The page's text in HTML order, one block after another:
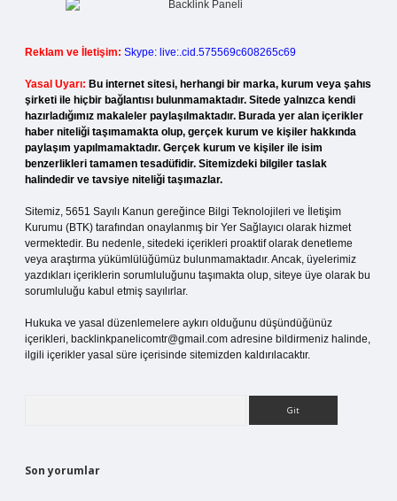
Reklam ve İletişim: Skype: live:.cid.575569c608265c69
Yasal Uyarı: Bu internet sitesi, herhangi bir marka, kurum veya şahıs
şirketi ile hiçbir bağlantısı bulunmamaktadır. Sitede yalnızca kendi
hazırladığımız makaleler paylaşılmaktadır. Burada yer alan içerikler
haber niteliği taşımamakta olup, gerçek kurum ve kişiler hakkında
paylaşım yapılmamaktadır. Gerçek kurum ve kişiler ile isim
benzerlikleri tamamen tesadüfidir. Sitemizdeki bilgiler taslak
halindedir ve tavsiye niteliği taşımazlar.
Sitemiz, 5651 Sayılı Kanun gereğince Bilgi Teknolojileri ve İletişim
Kurumu (BTK) tarafından onaylanmış bir Yer Sağlayıcı olarak hizmet
vermektedir. Bu nedenle, sitedeki içerikleri proaktif olarak denetleme
veya araştırma yükümlülüğümüz bulunmamaktadır. Ancak, üyelerimiz
yazdıkları içeriklerin sorumluluğunu taşımakta olup, siteye üye olarak bu
sorumluluğu kabul etmiş sayılırlar.
Hukuka ve yasal düzenlemelere aykırı olduğunu düşündüğünüz
içerikleri, backlinkpanelicomtr@gmail.com adresine bildirmeniz halinde,
ilgili içerikler yasal süre içerisinde sitemizden kaldırılacaktır.
Son yorumlar